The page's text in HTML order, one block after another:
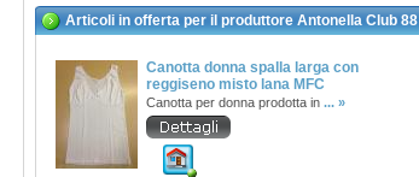
Articoli in offerta per il produttore Antonella Club 88
Canotta donna spalla larga con
reggiseno misto lana MFC
Canotta per donna prodotta in ... »